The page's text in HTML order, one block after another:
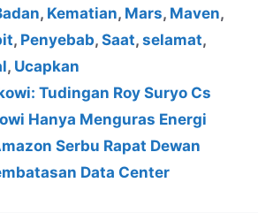
, Kematian, Mars, Maven,
, Penyebab, Saat, selamat,
, Ucapkan
Tudingan Roy Suryo Cs
Hanya Menguras Energi
Serbu Rapat Dewan
Data Center